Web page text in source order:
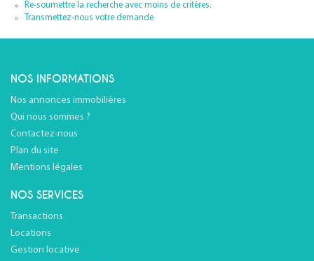
Re-soumettre la recherche avec moins de critères.
Transmettez-nous votre demande
NOS INFORMATIONS
Nos annonces immobilières
Qui nous sommes ?
Contactez-nous
Plan du site
Mentions légales
NOS SERVICES
Transactions
Locations
Gestion locative